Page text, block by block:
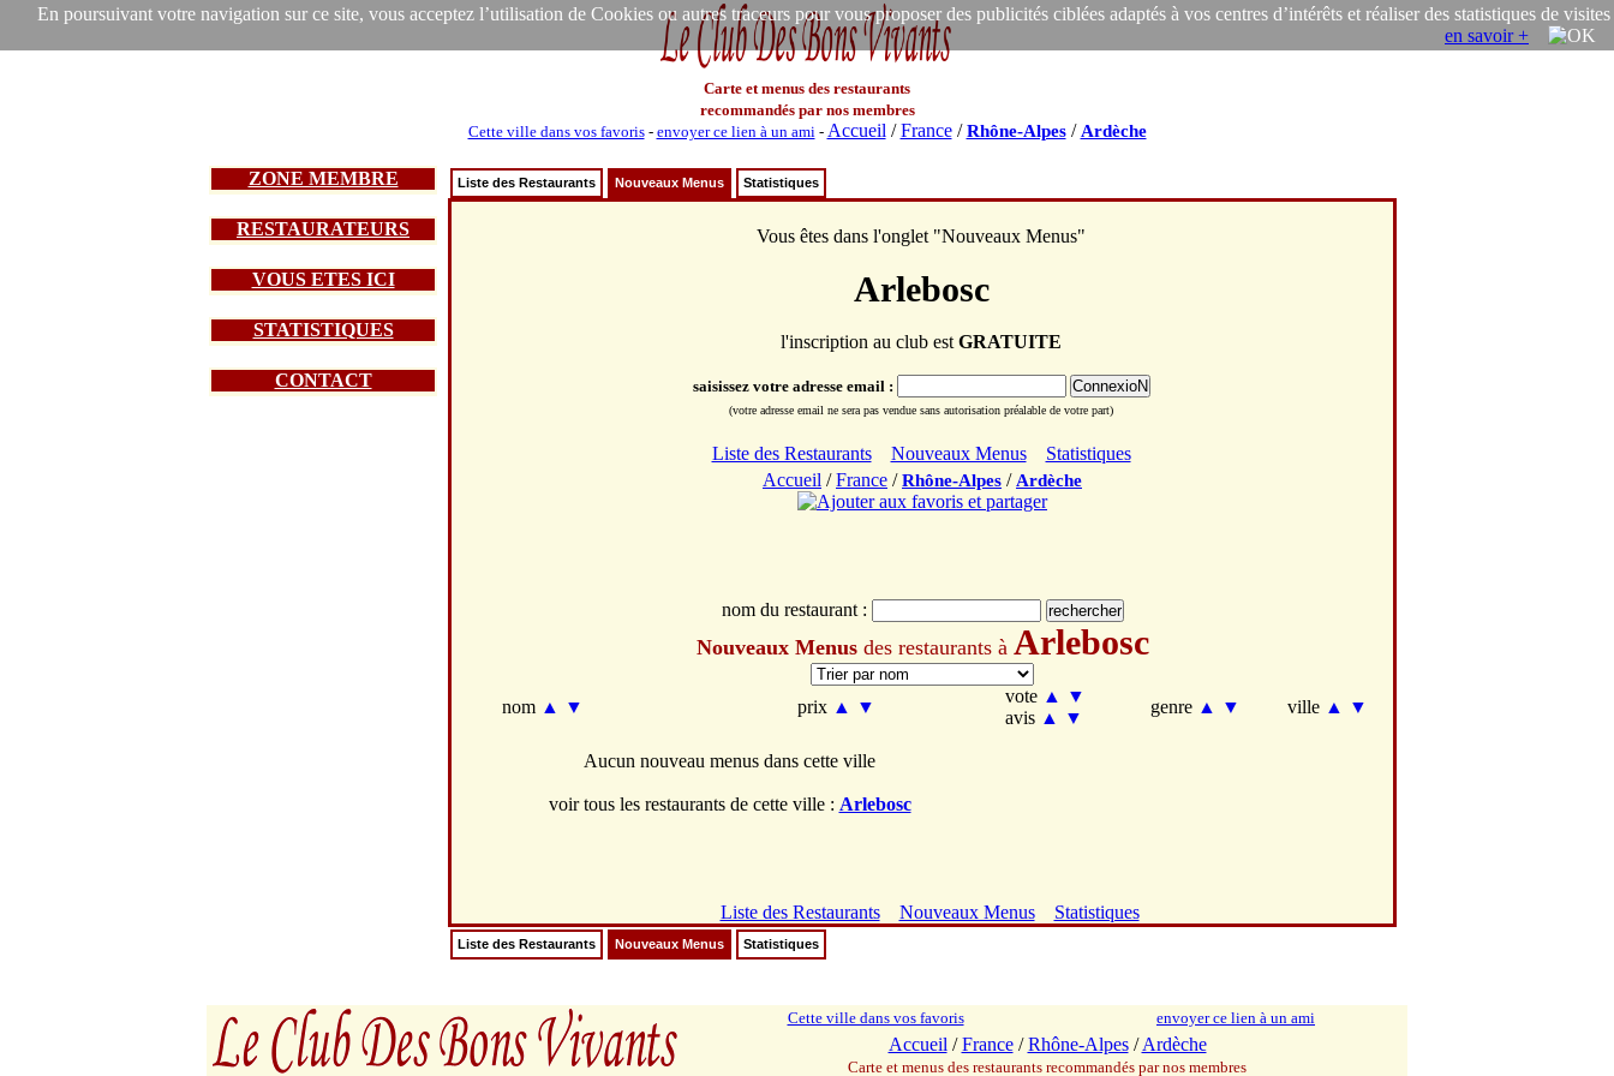
En poursuivant votre navigation sur ce site, vous acceptez l’utilisation de Cookies ou autres traceurs pour vous proposer des publicités ciblées adaptés à vos centres d’intérêts et réaliser des statistiques de visites
en savoir +
Carte et menus des restaurants
recommandés par nos membres
Cette ville dans vos favoris- envoyer ce lien à un ami- Accueil /France/Rhône-Alpes/ Ardèche
ZONE MEMBRE
RESTAURATEURS
VOUS ETES ICI
STATISTIQUES
CONTACT
Liste des Restaurants Nouveaux Menus Statistiques
Vous êtes dans l'onglet "Nouveaux Menus"
Arlebosc
l'inscription au club est GRATUITE
saisissez votre adresse email :
(votre adresse email ne sera pas vendue sans autorisation préalable de votre part)
Liste des Restaurants Nouveaux Menus
Statistiques
Accueil /France /Rhône-Alpes / Ardèche
nom du restaurant :
Nouveaux Menusdes restaurants à Arlebosc
nom ▲ ▼ prix ▲ ▼
vote ▲
▼
avis ▲ ▼
genre ▲ ▼ ville ▲ ▼
Aucun nouveau menus dans cette ville
voir tous les restaurants de cette ville : Arlebosc
Liste des Restaurants Nouveaux Menus Statistiques
Liste des Restaurants Nouveaux Menus Statistiques
Cette ville dans vos favoris envoyer ce lien à un ami
Accueil /France/Rhône-Alpes/Ardèche
Carte et menus des restaurants recommandés par nos membres